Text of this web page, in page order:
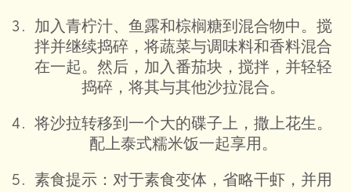
加入青柠汁、鱼露和棕榈糖到混合物中。搅
拌并继续捣碎，将蔬菜与调味料和香料混合
在一起。然后，加入番茄块，搅拌，并轻轻
捣碎，将其与其他沙拉混合。
将沙拉转移到一个大的碟子上，撒上花生。
配上泰式糯米饭一起享用。
素食提示：对于素食变体，省略干虾，并用